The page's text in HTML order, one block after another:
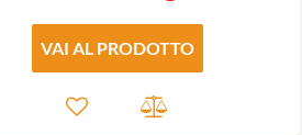
VAI AL PRODOTTO